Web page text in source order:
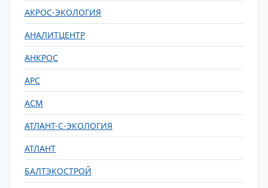
АКРОС-ЭКОЛОГИЯ
АНАЛИТЦЕНТР
АНКРОС
АРС
АСМ
АТЛАНТ-С-ЭКОЛОГИЯ
АТЛАНТ
БАЛТЭКОСТРОЙ